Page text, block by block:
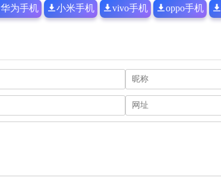
华为手机 小米手机 vivo手机 oppo手机